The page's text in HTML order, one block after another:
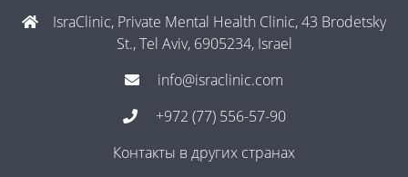
IsraClinic, Private Mental Health Clinic, 43 Brodetsky
St., Tel Aviv, 6905234, Israel
info@israclinic.com
+972 (77) 556-57-90
Контакты в других странах